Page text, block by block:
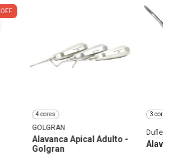
OFF
4 cores
GOLGRAN
Alavanca Apical Adulto -
Golgran
3 cores
Duflex